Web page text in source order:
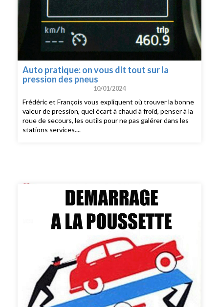
Auto pratique: on vous dit tout sur la
pression des pneus
10/01/2024
Frédéric et François vous expliquent où trouver la bonne
valeur de pression, quel écart à chaud à froid, penser à la
roue de secours, les outils pour ne pas galérer dans les
stations services....